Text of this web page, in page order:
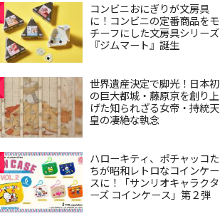
コンビニおにぎりが文房具
に！コンビニの定番商品をモ
チーフにした文房具シリーズ
『ジムマート』誕生
世界遺産決定で脚光！日本初
の巨大都城・藤原京を創り上
げた知られざる女帝・持統天
皇の凄絶な執念
ハローキティ、ポチャッコた
ちが昭和レトロなコインケー
スに！「サンリオキャラクタ
ーズ コインケース」第２弾